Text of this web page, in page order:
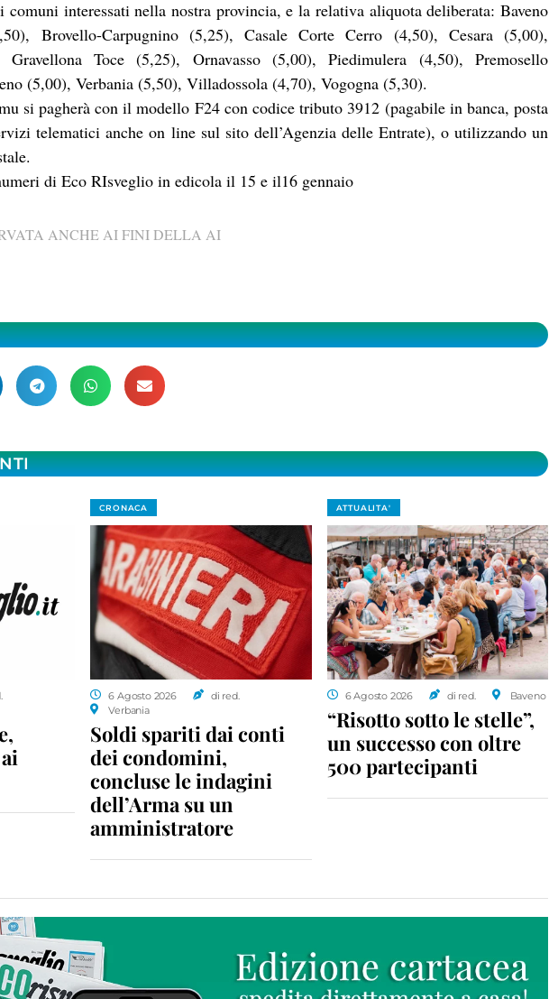
comuni interessati nella nostra provincia, e la relativa aliquota deliberata: Baveno
Brovello-Carpugnino (5,25), Casale Corte Cerro (4,50), Cesara (5,00),
Gravellona Toce (5,25), Ornavasso (5,00), Piedimulera (4,50), Premosello
(5,00), Verbania (5,50), Villadossola (4,70), Vogogna (5,30).
si pagherà con il modello F24 con codice tributo 3912 (pagabile in banca, posta
telematici anche on line sul sito dell’Agenzia delle Entrate), o utilizzando un
di Eco RIsveglio in edicola il 15 e il16 gennaio
ANCHE AI FINI DELLA AI
CRONACA
6 Agosto 2026
di red.
Verbania
Soldi spariti dai conti
dei condomini,
concluse le indagini
dell’Arma su un
amministratore
ATTUALITA'
6 Agosto 2026 di red. Baveno
“Risotto sotto le stelle”,
un successo con oltre
500 partecipanti